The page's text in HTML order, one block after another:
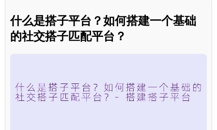
什么是搭子平台？如何搭建一个基础
的社交搭子匹配平台？